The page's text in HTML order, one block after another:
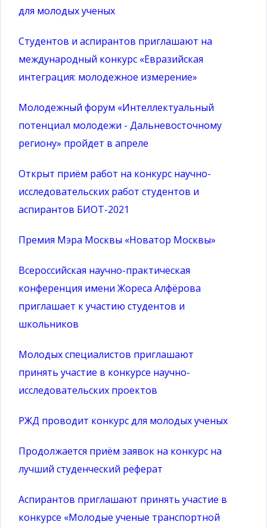
для молодых ученых
Студентов и аспирантов приглашают на
международный конкурс «Евразийская
интеграция: молодежное измерение»
Молодежный форум «Интеллектуальный
потенциал молодежи - Дальневосточному
региону» пройдет в апреле
Открыт приём работ на конкурс научно-
исследовательских работ студентов и
аспирантов БИОТ-2021
Премия Мэра Москвы «Новатор Москвы»
Всероссийская научно-практическая
конференция имени Жореса Алфёрова
приглашает к участию студентов и
школьников
Молодых специалистов приглашают
принять участие в конкурсе научно-
исследовательских проектов
РЖД проводит конкурс для молодых ученых
Продолжается приём заявок на конкурс на
лучший студенческий реферат
Аспирантов приглашают принять участие в
конкурсе «Молодые ученые транспортной